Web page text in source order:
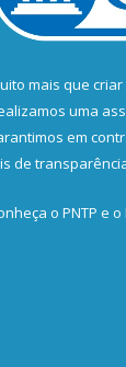
mais que criar
uma
em
de
o PNTP e o